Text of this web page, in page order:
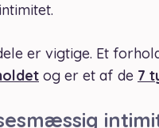
er vigtige. Et
og er et af de 7